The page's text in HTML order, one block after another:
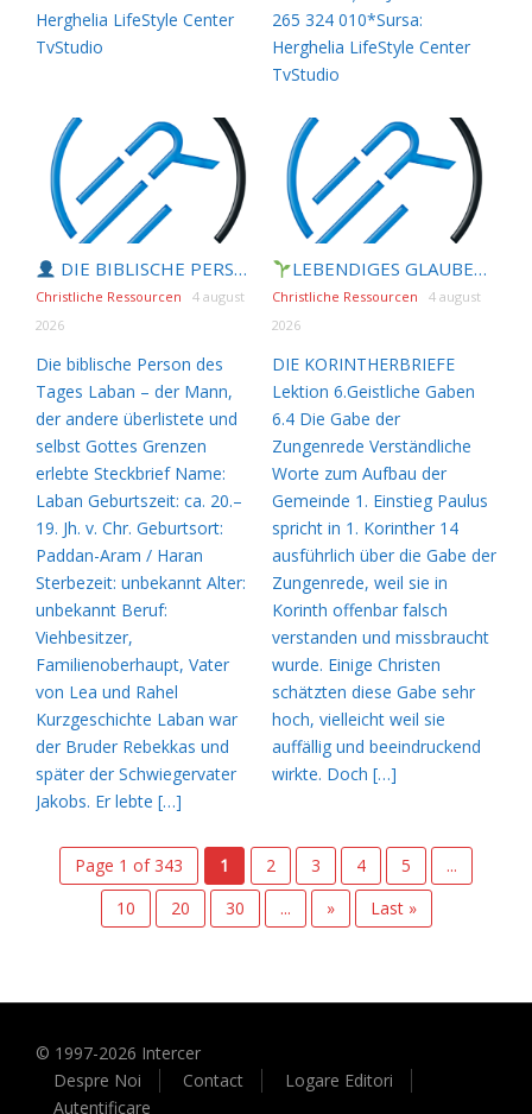
Herghelia LifeStyle Center
TvStudio
265 324 010*Sursa:
Herghelia LifeStyle Center
TvStudio
DIE BIBLISCHE PERSON DES TAGES | 05.08.2026 |
Christliche Ressourcen
4 august
2026
Die biblische Person des
Tages Laban – der Mann,
der andere überlistete und
selbst Gottes Grenzen
erlebte Steckbrief Name:
Laban Geburtszeit: ca. 20.–
19. Jh. v. Chr. Geburtsort:
Paddan-Aram / Haran
Sterbezeit: unbekannt Alter:
unbekannt Beruf:
Viehbesitzer,
Familienoberhaupt, Vater
von Lea und Rahel
Kurzgeschichte Laban war
der Bruder Rebekkas und
später der Schwiegervater
Jakobs. Er lebte […]
LEBENDIGES GLAUBENSLEBEN |
Christliche Ressourcen
4 august
2026
DIE KORINTHERBRIEFE
Lektion 6.Geistliche Gaben
6.4 Die Gabe der
Zungenrede Verständliche
Worte zum Aufbau der
Gemeinde 1. Einstieg Paulus
spricht in 1. Korinther 14
ausführlich über die Gabe der
Zungenrede, weil sie in
Korinth offenbar falsch
verstanden und missbraucht
wurde. Einige Christen
schätzten diese Gabe sehr
hoch, vielleicht weil sie
auffällig und beeindruckend
wirkte. Doch […]
Page 1 of 343 1 2 3 4 5
...
10
20 30 ... » Last »
© 1997-2026 Intercer
Despre Noi
Contact
Logare Editori
Autentificare